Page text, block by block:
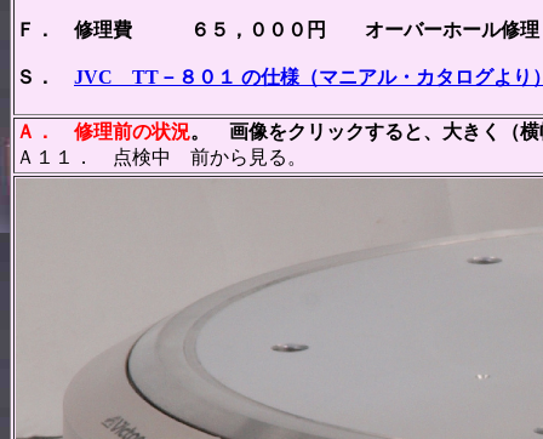
Ｆ． 修理費 ６５，０００円 オーバーホール修理
Ｓ． JVC TT－８０１ の仕様（マニアル・カタログより
Ａ． 修理前の状況。 画像をクリックすると、大きく（横
Ａ１１． 点検中 前から見る。